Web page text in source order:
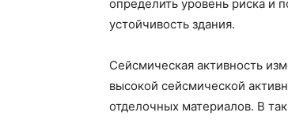
определить уровень риска и
устойчивость здания.
Сейсмическая активность
высокой сейсмической
отделочных материалов. В